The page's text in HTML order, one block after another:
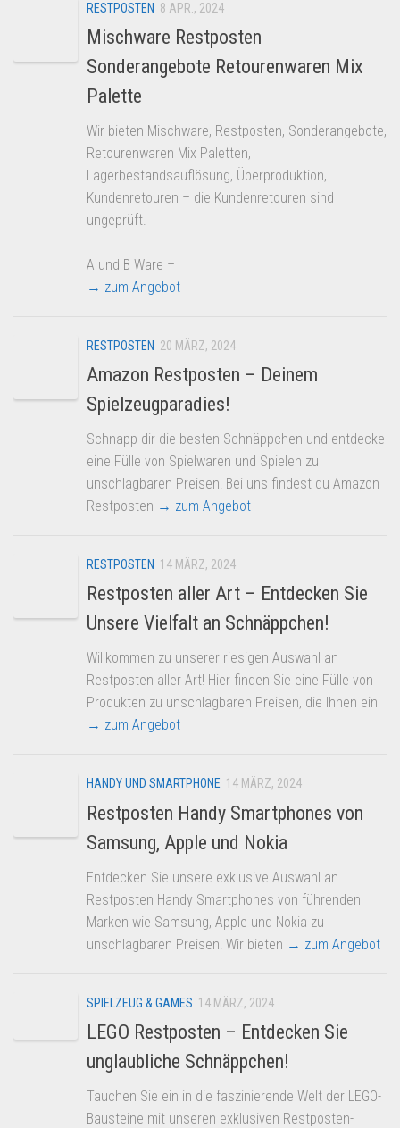
RESTPOSTEN 8 APR., 2024
Mischware Restposten
Sonderangebote Retourenwaren Mix
Palette
Wir bieten Mischware, Restposten, Sonderangebote,
Retourenwaren Mix Paletten,
Lagerbestandsauflösung, Überproduktion,
Kundenretouren – die Kundenretouren sind
ungeprüft.
A und B Ware –
→ zum Angebot
RESTPOSTEN 20 MÄRZ, 2024
Amazon Restposten – Deinem
Spielzeugparadies!
Schnapp dir die besten Schnäppchen und entdecke
eine Fülle von Spielwaren und Spielen zu
unschlagbaren Preisen! Bei uns findest du Amazon
Restposten → zum Angebot
RESTPOSTEN 14 MÄRZ, 2024
Restposten aller Art – Entdecken Sie
Unsere Vielfalt an Schnäppchen!
Willkommen zu unserer riesigen Auswahl an
Restposten aller Art! Hier finden Sie eine Fülle von
Produkten zu unschlagbaren Preisen, die Ihnen ein
→ zum Angebot
HANDY UND SMARTPHONE 14 MÄRZ, 2024
Restposten Handy Smartphones von
Samsung, Apple und Nokia
Entdecken Sie unsere exklusive Auswahl an
Restposten Handy Smartphones von führenden
Marken wie Samsung, Apple und Nokia zu
unschlagbaren Preisen! Wir bieten → zum Angebot
SPIELZEUG & GAMES 14 MÄRZ, 2024
LEGO Restposten – Entdecken Sie
unglaubliche Schnäppchen!
Tauchen Sie ein in die faszinierende Welt der LEGO-
Bausteine mit unseren exklusiven Restposten-